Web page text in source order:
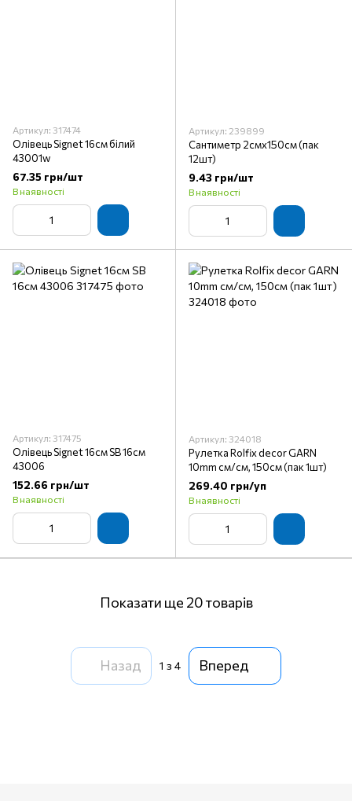
Артикул: 317474
Олівець Signet 16см білий
43001w
67.35 грн/шт
В наявності
Артикул: 239899
Сантиметр 2смх150см (пак
12шт)
9.43 грн/шт
В наявності
Артикул: 317475
Олівець Signet 16см SB 16см
43006
152.66 грн/шт
В наявності
Артикул: 324018
Рулетка Rolfix decor GARN
10mm см/см, 150см (пак 1шт)
269.40 грн/уп
В наявності
Показати ще 20 товарів
Назад 1 з 4 Вперед